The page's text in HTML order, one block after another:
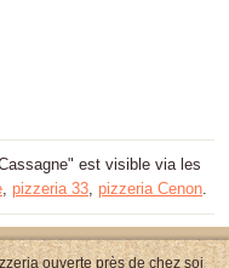
est visible via les
pizzeria 33 pizzeria Cenon
ouverte près de chez soi